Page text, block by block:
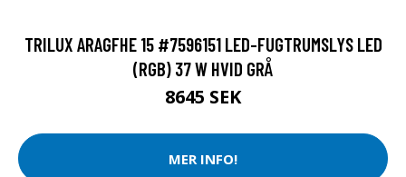
TRILUX ARAGFHE 15 #7596151 LED-FUGTRUMSLYS LED
(RGB) 37 W HVID GRÅ
8645 SEK
MER INFO!